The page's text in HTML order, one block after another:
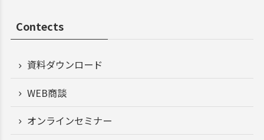
Contects
資料ダウンロード
WEB商談
オンラインセミナー